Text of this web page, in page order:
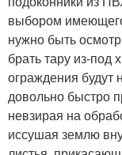
выбором
нужно быть
брать тару из-под
ограждения
довольно быстро
невзирая на
иссушая землю